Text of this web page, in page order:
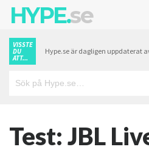
HYPE.se
VISSTE
DU
ATT...
Hype.se är dagligen uppdaterat
Test: JBL